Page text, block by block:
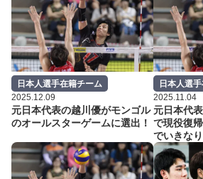
日本人選手在籍チーム
2025.12.09
元日本代表の越川優がモンゴル
のオールスターゲームに選出！
日本人選
2025.11.04
元日本代
で現役復
でいきな